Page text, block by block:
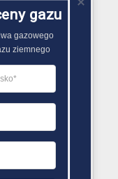
lub nie,
do napędzania
33 kg,
gazu
gazowego
ziemnego